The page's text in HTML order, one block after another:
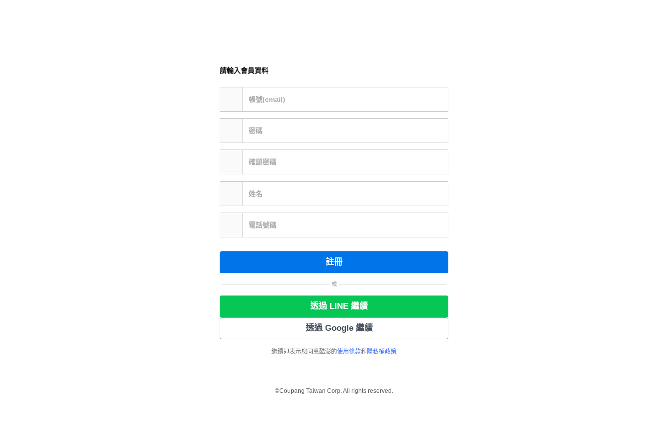
請輸入會員資料
帳號(email)
密碼
確認密碼
姓名
電話號碼
註冊
或
透過 LINE 繼續
透過 Google 繼續
繼續即表示您同意酷澎的使用條款和 隱私權政策
©Coupang Taiwan Corp. All rights reserved.